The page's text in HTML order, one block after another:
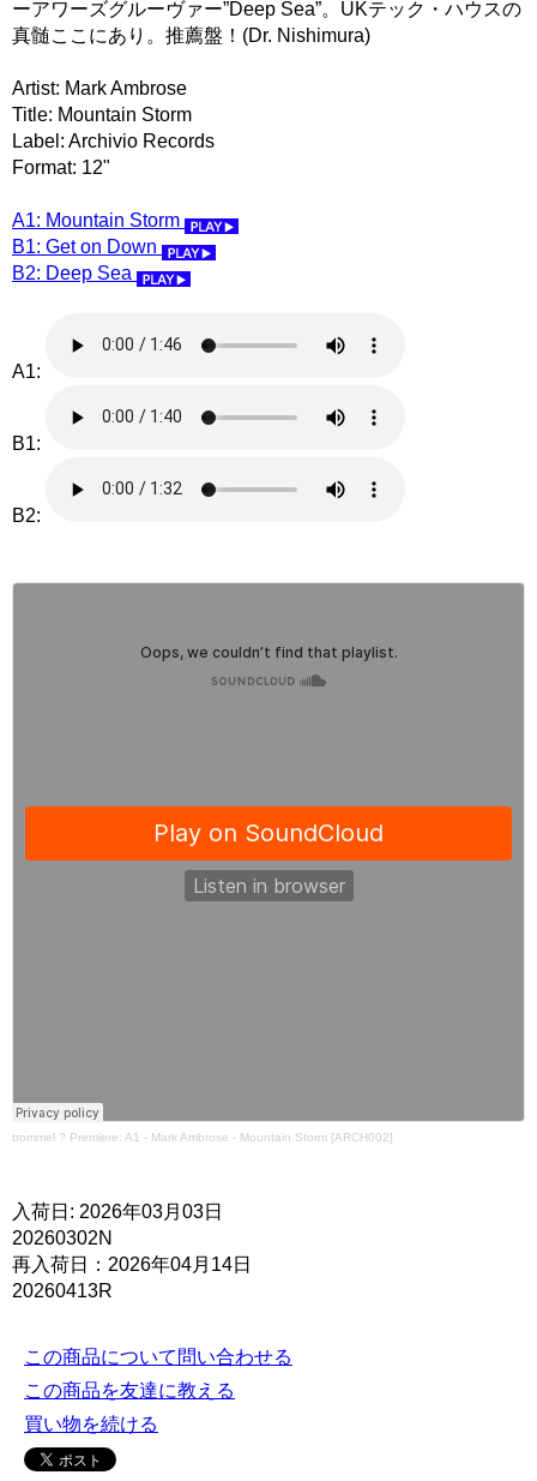
ーアワーズグルーヴァー”Deep Sea”。UKテック・ハウスの
真髄ここにあり。推薦盤！(Dr. Nishimura)
Artist: Mark Ambrose
Title: Mountain Storm
Label: Archivio Records
Format: 12"
A1: Mountain Storm
B1: Get on Down
B2: Deep Sea
A1:
B1:
B2:
trommel ? Premiere: A1 - Mark Ambrose - Mountain Storm [ARCH002]
入荷日: 2026年03月03日
20260302N
再入荷日：2026年04月14日
20260413R
この商品について問い合わせる
この商品を友達に教える
買い物を続ける